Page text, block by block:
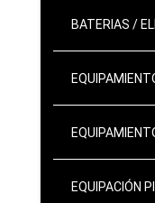
BATERIAS /
EQUIPACIÓN